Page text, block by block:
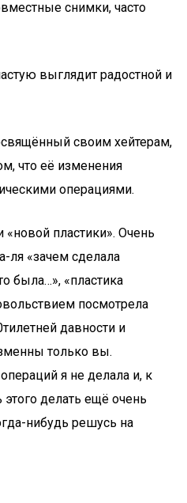
снимки, часто
выглядит радостной и
своим хейтерам,
что её изменения
операциями.
пластики». Очень
ля «зачем сделала
была…», «пластика
посмотрела
давности и
только вы.
я не делала и, к
делать ещё очень
нибудь решусь на